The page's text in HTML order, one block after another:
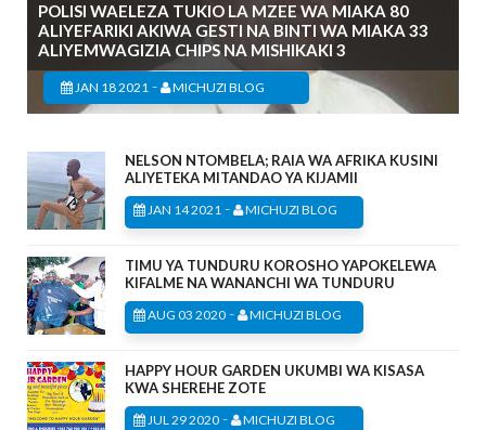
POLISI WAELEZA TUKIO LA MZEE WA MIAKA 80
ALIYEFARIKI AKIWA GESTI NA BINTI WA MIAKA 33
ALIYEMWAGIZIA CHIPS NA MISHIKAKI 3
JAN 18 2021 - MICHUZI BLOG
NELSON NTOMBELA; RAIA WA AFRIKA KUSINI
ALIYETEKA MITANDAO YA KIJAMII
JAN 14 2021 - MICHUZI BLOG
TIMU YA TUNDURU KOROSHO YAPOKELEWA
KIFALME NA WANANCHI WA TUNDURU
AUG 03 2020 - MICHUZI BLOG
HAPPY HOUR GARDEN UKUMBI WA KISASA
KWA SHEREHE ZOTE
JUL 29 2020 - MICHUZI BLOG